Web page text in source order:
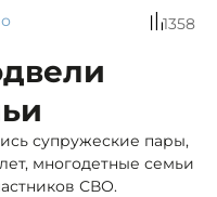
1358
супружеские пары,
многодетные семьи
СВО.